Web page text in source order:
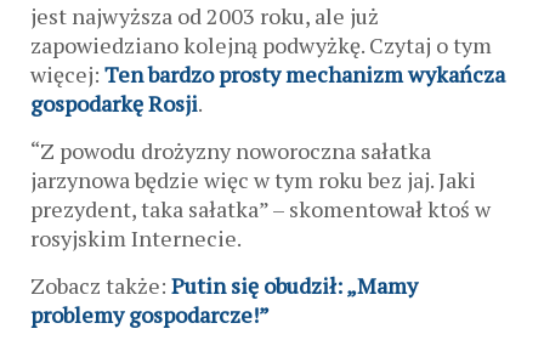
jest najwyższa od 2003 roku, ale już
zapowiedziano kolejną podwyżkę. Czytaj o tym
więcej: Ten bardzo prosty mechanizm wykańcza
gospodarkę Rosji.
“Z powodu drożyzny noworoczna sałatka
jarzynowa będzie więc w tym roku bez jaj. Jaki
prezydent, taka sałatka” – skomentował ktoś w
rosyjskim Internecie.
Zobacz także: Putin się obudził: „Mamy
problemy gospodarcze!”